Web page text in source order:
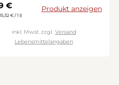
Preis:
€
€ / 1 l)
Produkt anzeigen
inkl. Mwst. zzgl. Versand
Lebensmittelangaben